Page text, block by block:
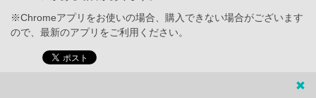
※Chromeアプリをお使いの場合、購入できない場合がございます
ので、最新のアプリをご利用ください。